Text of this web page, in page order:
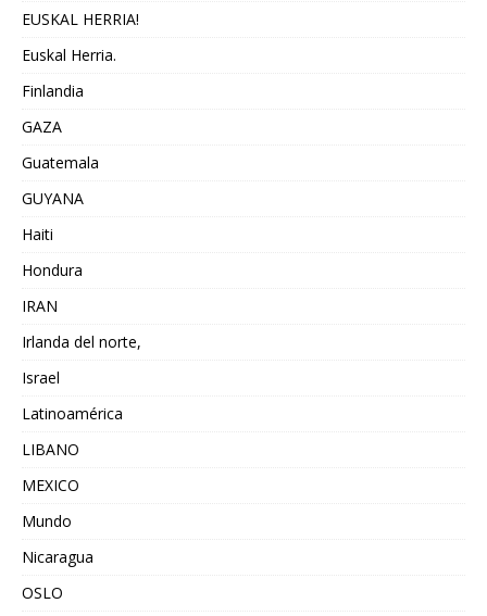
EUSKAL HERRIA!
Euskal Herria.
Finlandia
GAZA
Guatemala
GUYANA
Haiti
Hondura
IRAN
Irlanda del norte,
Israel
Latinoamérica
LIBANO
MEXICO
Mundo
Nicaragua
OSLO